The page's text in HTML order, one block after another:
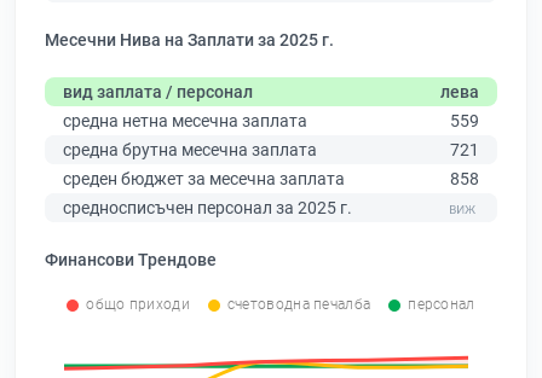
Месечни Нива на Заплати за 2025 г.
вид заплата / персонал
лева
средна нетна месечна заплата
559
средна брутна месечна заплата
721
среден бюджет за месечна заплата
858
средносписъчен персонал за 2025 г.
Финансови Трендове
общо приходи счетоводна печалба персонал